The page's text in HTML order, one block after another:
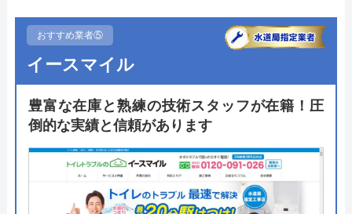
メーカー直接仕入れと専属の職人への発注でコスト
を極限までカットすることが可能で比較的安くリフ
ォームが依頼できます。まずは無料でできる相談や
ショールームへの来店をしてみるのがおすすめで
面台やキッチンなども展示されています。
公式サイトで
おすすめ業者⑤
イースマイル
豊富な在庫と熟練の技術スタッフが在籍！圧
倒的な実績と信頼があります